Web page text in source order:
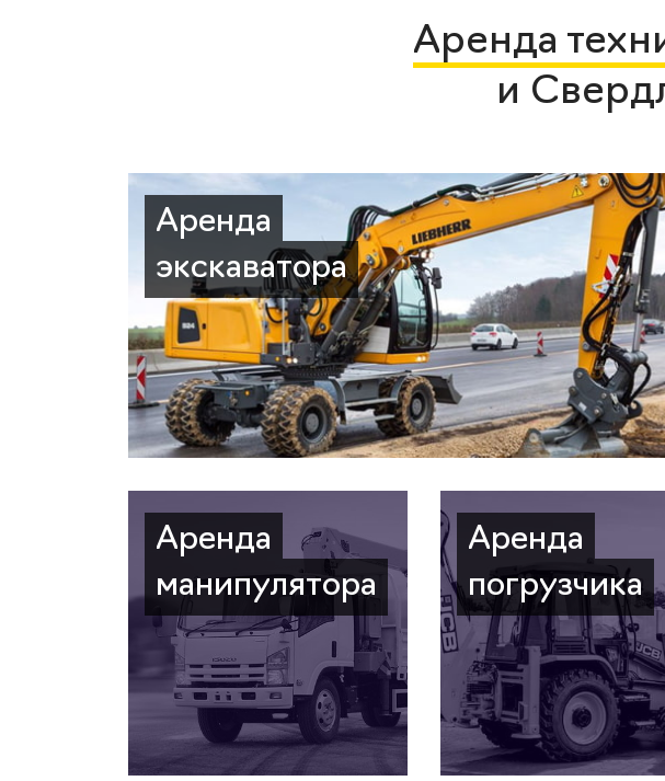
Аренда
и
Аренда
экскаватора
Аренда
манипулятора
Аренда
погрузчика